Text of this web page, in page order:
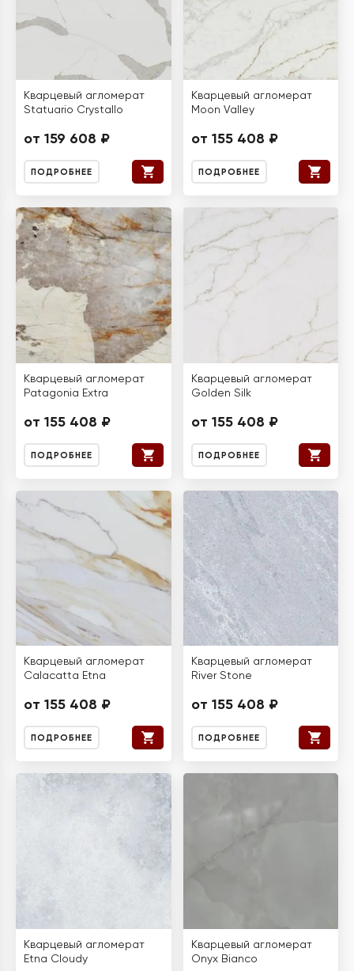
Кварцевый агломерат
Statuario Crystallo
от 159 608 ₽
ПОДРОБНЕЕ
Кварцевый агломерат
Moon Valley
от 155 408 ₽
ПОДРОБНЕЕ
Кварцевый агломерат
Patagonia Extra
от 155 408 ₽
ПОДРОБНЕЕ
Кварцевый агломерат
Golden Silk
от 155 408 ₽
ПОДРОБНЕЕ
Кварцевый агломерат
Calacatta Etna
от 155 408 ₽
ПОДРОБНЕЕ
Кварцевый агломерат
River Stone
от 155 408 ₽
ПОДРОБНЕЕ
Кварцевый агломерат
Etna Cloudy
Кварцевый агломерат
Onyx Bianco